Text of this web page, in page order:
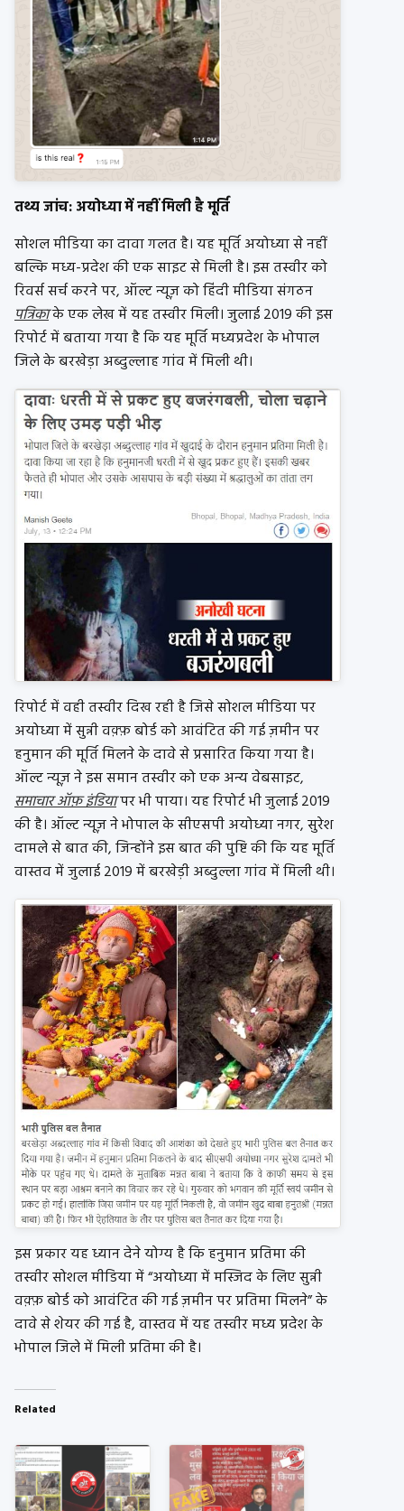
तथ्य जांच: अयोध्या में नहीं मिली है मूर्ति
सोशल मीडिया का दावा गलत है। यह मूर्ति अयोध्या से नहीं
बल्कि मध्य-प्रदेश की एक साइट से मिली है। इस तस्वीर को
रिवर्स सर्च करने पर, ऑल्ट न्यूज़ को हिंदी मीडिया संगठन
पत्रिकाके एक लेख में यह तस्वीर मिली। जुलाई 2019 की इस
रिपोर्ट में बताया गया है कि यह मूर्ति मध्यप्रदेश के भोपाल
जिले के बरखेड़ा अब्दुल्लाह गांव में मिली थी।
रिपोर्ट में वही तस्वीर दिख रही है जिसे सोशल मीडिया पर
अयोध्या में सुन्नी वक़्फ़ बोर्ड को आवंटित की गई ज़मीन पर
हनुमान की मूर्ति मिलने के दावे से प्रसारित किया गया है।
ऑल्ट न्यूज़ ने इस समान तस्वीर को एक अन्य वेबसाइट,
समाचार ऑफ़ इंडियापर भी पाया। यह रिपोर्ट भी जुलाई 2019
की है। ऑल्ट न्यूज़ ने भोपाल के सीएसपी अयोध्या नगर, सुरेश
दामले से बात की, जिन्होंने इस बात की पुष्टि की कि यह मूर्ति
वास्तव में जुलाई 2019 में बरखेड़ी अब्दुल्ला गांव में मिली थी।
इस प्रकार यह ध्यान देने योग्य है कि हनुमान प्रतिमा की
तस्वीर सोशल मीडिया में “अयोध्या में मस्जिद के लिए सुन्नी
वक़्फ़ बोर्ड को आवंटित की गई ज़मीन पर प्रतिमा मिलने” के
दावे से शेयर की गई है, वास्तव में यह तस्वीर मध्य प्रदेश के
भोपाल जिले में मिली प्रतिमा की है।
Related